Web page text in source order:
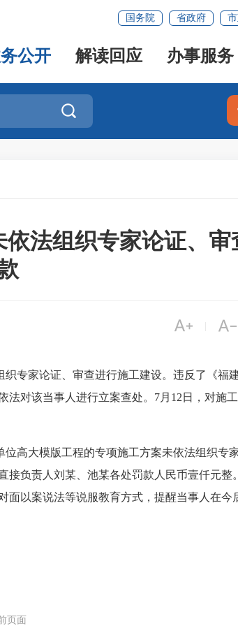
国务院 省政府
公开 解读回应 办事服务

依法组织专家论证、
 
专家论证、审查进行施工建设。 违反了《福
法对该当事人进行立案查处。 7月12日，对施
位高大模版工程的专项施工方案未依法组织专
接负责人 刘某、池某各处罚款人民币壹仟元整。
面以案说法等说服教育方式，提醒当事人 在今
页面